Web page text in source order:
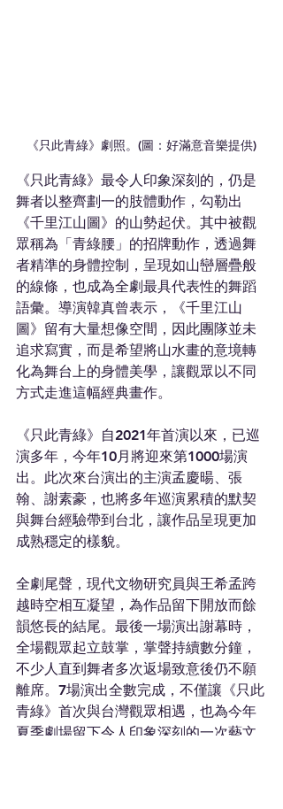
《只此青綠》劇照。(圖：好滿意音樂提供)
《只此青綠》最令人印象深刻的，仍是
舞者以整齊劃一的肢體動作，勾勒出
《千里江山圖》的山勢起伏。其中被觀
眾稱為「青綠腰」的招牌動作，透過舞
者精準的身體控制，呈現如山巒層疊般
的線條，也成為全劇最具代表性的舞蹈
語彙。導演韓真曾表示，《千里江山
圖》留有大量想像空間，因此團隊並未
追求寫實，而是希望將山水畫的意境轉
化為舞台上的身體美學，讓觀眾以不同
方式走進這幅經典畫作。
《只此青綠》自2021年首演以來，已巡
演多年，今年10月將迎來第1000場演
出。此次來台演出的主演孟慶暘、張
翰、謝素豪，也將多年巡演累積的默契
與舞台經驗帶到台北，讓作品呈現更加
成熟穩定的樣貌。
全劇尾聲，現代文物研究員與王希孟跨
越時空相互凝望，為作品留下開放而餘
韻悠長的結尾。最後一場演出謝幕時，
全場觀眾起立鼓掌，掌聲持續數分鐘，
不少人直到舞者多次返場致意後仍不願
離席。7場演出全數完成，不僅讓《只此
青綠》首次與台灣觀眾相遇，也為今年
夏季劇場留下令人印象深刻的一次藝文